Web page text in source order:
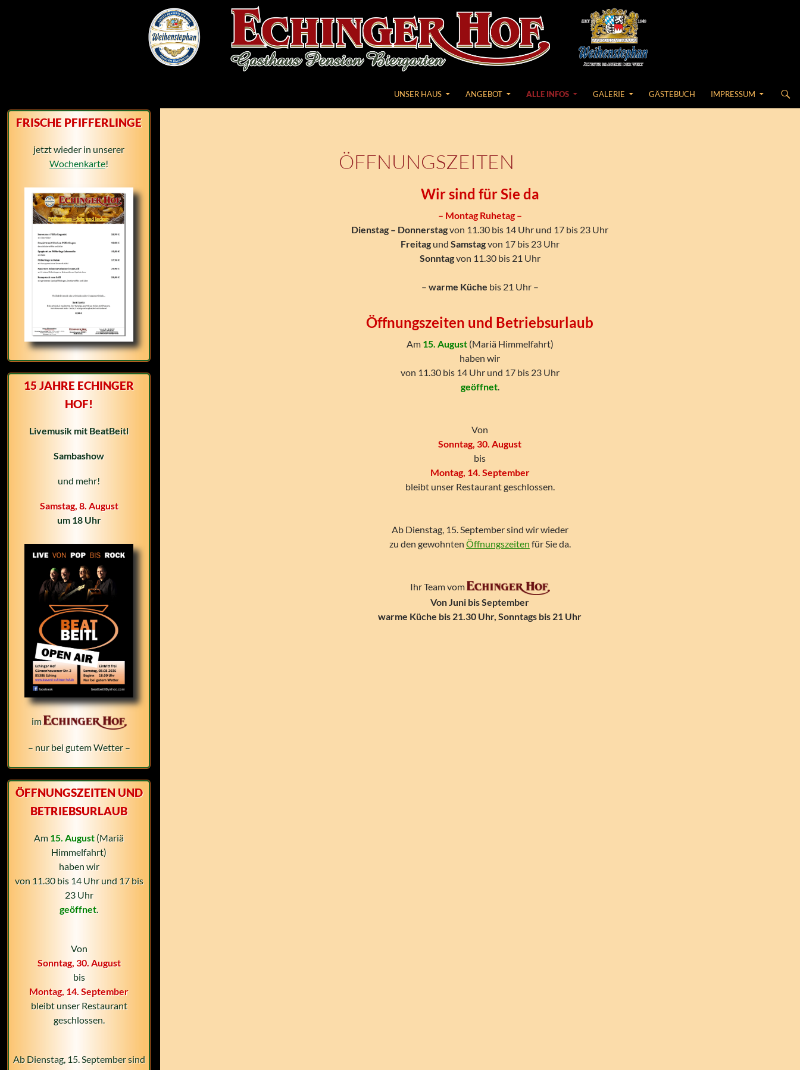
UNSER HAUS ANGEBOT ALLE INFOS GALERIE GÄSTEBUCH IMPRESSUM
ÖFFNUNGSZEITEN
Wir sind für Sie da
– Montag Ruhetag –
Dienstag – Donnerstagvon 11.30 bis 14 Uhr und 17 bis 23 Uhr
Freitag und Samstagvon 17 bis 23 Uhr
Sonntagvon 11.30 bis 21 Uhr
– warme Küche bis 21 Uhr –
Öffnungszeiten und Betriebsurlaub
Am 15. August(Mariä Himmelfahrt)
haben wir
von 11.30 bis 14 Uhr und 17 bis 23 Uhr
geöffnet.
Von
Sonntag, 30. August
bis
Montag, 14. September
bleibt unser Restaurant geschlossen.
Ab Dienstag, 15. September sind wir wieder
zu den gewohnten Öffnungszeiten für Sie da.
Ihr Team vom
Von Juni bis September
warme Küche bis 21.30 Uhr, Sonntags bis 21 Uhr
FRISCHE PFIFFERLINGE
jetzt wieder in unserer
Wochenkarte!
15 JAHRE ECHINGER
HOF!
Livemusik mit BeatBeitl
Sambashow
und mehr!
Samstag, 8. August
um 18 Uhr
im
– nur bei gutem Wetter –
ÖFFNUNGSZEITEN UND
BETRIEBSURLAUB
Am 15. August(Mariä
Himmelfahrt)
haben wir
von 11.30 bis 14 Uhr und 17 bis
23 Uhr
geöffnet.
Von
Sonntag, 30. August
bis
Montag, 14. September
bleibt unser Restaurant
geschlossen.
Ab Dienstag, 15. September sind